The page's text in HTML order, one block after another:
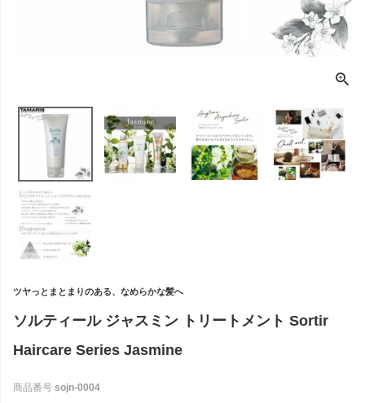
ツヤっとまとまりのある、なめらかな髪へ
ソルティール ジャスミン トリートメント Sortir
Haircare Series Jasmine
商品番号 sojn-0004